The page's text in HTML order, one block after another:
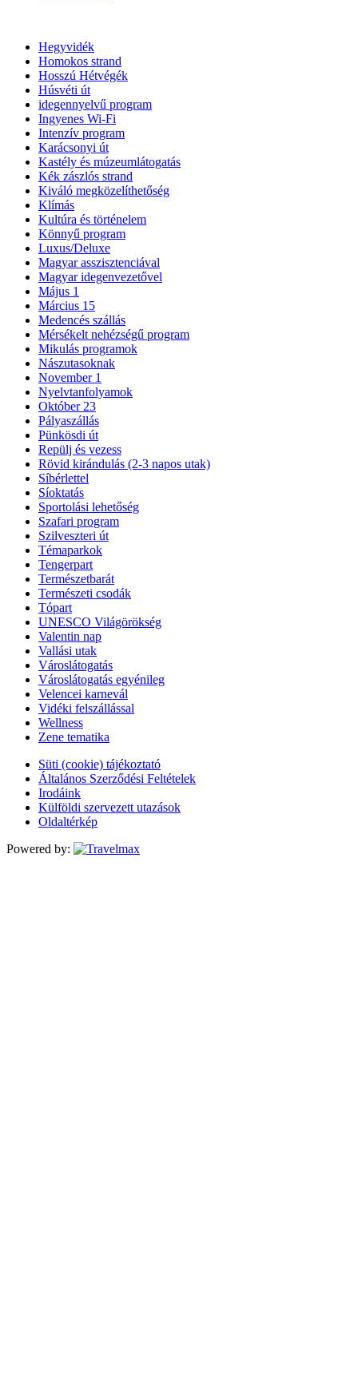
Hegyvidék
Homokos strand
Hosszú Hétvégék
Húsvéti út
idegennyelvű program
Ingyenes Wi-Fi
Intenzív program
Karácsonyi út
Kastély és múzeumlátogatás
Kék zászlós strand
Kiváló megközelíthetőség
Klímás
Kultúra és történelem
Könnyű program
Luxus/Deluxe
Magyar asszisztenciával
Magyar idegenvezetővel
Május 1
Március 15
Medencés szállás
Mérsékelt nehézségű program
Mikulás programok
Nászutasoknak
November 1
Nyelvtanfolyamok
Október 23
Pályaszállás
Pünkösdi út
Repülj és vezess
Rövid kirándulás (2-3 napos utak)
Síbérlettel
Síoktatás
Sportolási lehetőség
Szafari program
Szilveszteri út
Témaparkok
Tengerpart
Természetbarát
Természeti csodák
Tópart
UNESCO Világörökség
Valentin nap
Vallási utak
Városlátogatás
Városlátogatás egyénileg
Velencei karnevál
Vidéki felszállással
Wellness
Zene tematika
Süti (cookie) tájékoztató
Általános Szerződési Feltételek
Irodáink
Külföldi szervezett utazások
Oldaltérkép
Powered by: